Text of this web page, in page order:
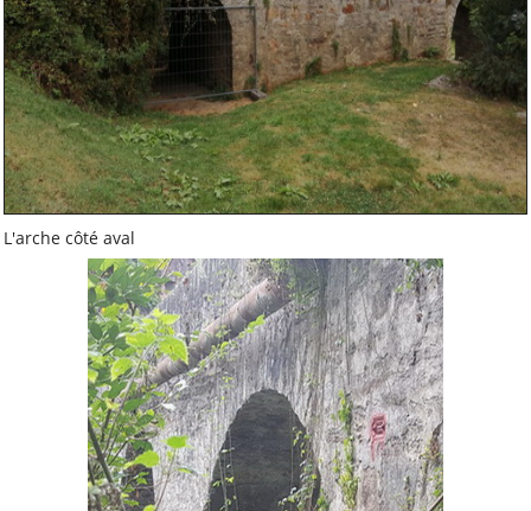
APE Marcel Canonnet-
Le site
APE Marcel Canonnet -
FB
Bibliothèque municipale
Mairie
Amicales du secteur
Beautour à Vertou
La Chapelle-Heulin
Maisdon-sur-Sèvre
Saint-Lumine-de-
Saint-Sébastien-sur-
L'arche côté aval